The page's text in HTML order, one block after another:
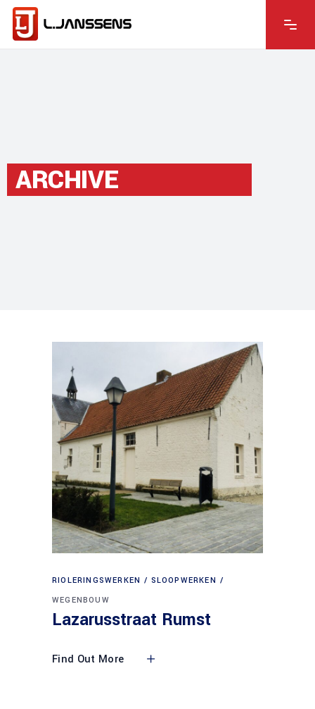
ARCHIVE
RIOLERINGSWERKEN
SLOOPWERKEN
WEGENBOUW
Lazarusstraat Rumst
Find Out More